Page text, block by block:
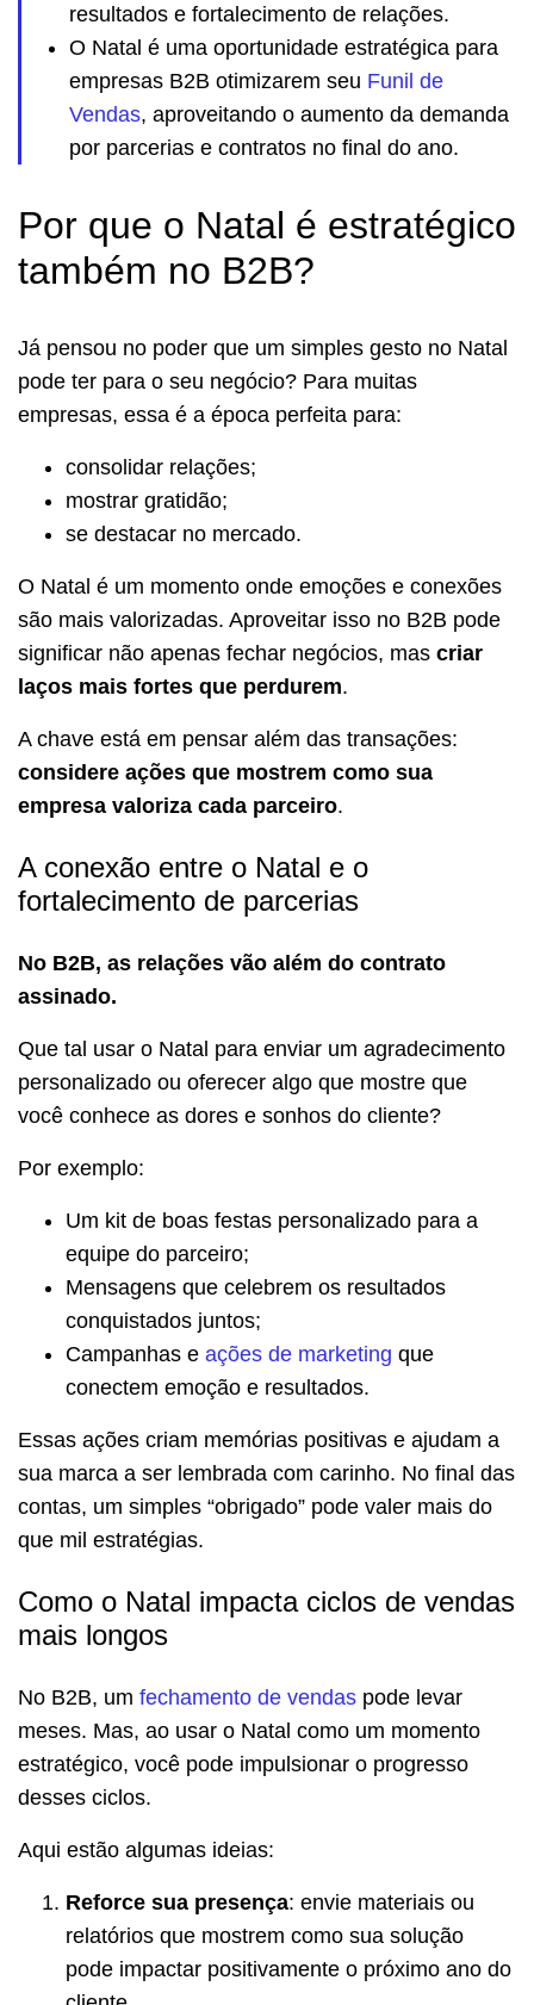
resultados e fortalecimento de relações.
O Natal é uma oportunidade estratégica para
empresas B2B otimizarem seu Funil de
Vendas, aproveitando o aumento da demanda
por parcerias e contratos no final do ano.
Por que o Natal é estratégico
também no B2B?
Já pensou no poder que um simples gesto no Natal
pode ter para o seu negócio? Para muitas
empresas, essa é a época perfeita para:
consolidar relações;
mostrar gratidão;
se destacar no mercado.
O Natal é um momento onde emoções e conexões
são mais valorizadas. Aproveitar isso no B2B pode
significar não apenas fechar negócios, mas criar
laços mais fortes que perdurem.
A chave está em pensar além das transações:
considere ações que mostrem como sua
empresa valoriza cada parceiro.
A conexão entre o Natal e o
fortalecimento de parcerias
No B2B, as relações vão além do contrato
assinado.
Que tal usar o Natal para enviar um agradecimento
personalizado ou oferecer algo que mostre que
você conhece as dores e sonhos do cliente?
Por exemplo:
Um kit de boas festas personalizado para a
equipe do parceiro;
Mensagens que celebrem os resultados
conquistados juntos;
Campanhas e ações de marketing que
conectem emoção e resultados.
Essas ações criam memórias positivas e ajudam a
sua marca a ser lembrada com carinho. No final das
contas, um simples “obrigado” pode valer mais do
que mil estratégias.
Como o Natal impacta ciclos de vendas
mais longos
No B2B, um fechamento de vendas pode levar
meses. Mas, ao usar o Natal como um momento
estratégico, você pode impulsionar o progresso
desses ciclos.
Aqui estão algumas ideias:
Reforce sua presença: envie materiais ou
relatórios que mostrem como sua solução
pode impactar positivamente o próximo ano do